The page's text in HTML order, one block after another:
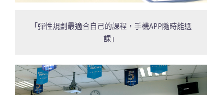
「彈性規劃最適合自己的課程，手機APP隨時能選
課」